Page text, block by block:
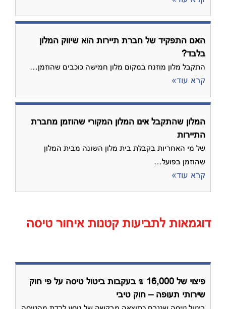
האם התפקיד של חברת תיירות הוא שיווק המלון
בלבד?
התקבל מלון מוזנח במקום מלון חמישה כוכבים שהוזמן…
קרא עוד»
המלון שהתקבל אינו המלון המקורי שהוזמן מחברת
התיירות
של מי האחריות בקבלת בית מלון השונה מבית המלון
שהוזמן בפועל…
קרא עוד»
דוגמאות לתביעות קטנות איחור טיסה
פיצוי של 16,000 ₪ בעקבות ביטול טיסה על פי חוק
שירותי תעופה – חוק טיבי